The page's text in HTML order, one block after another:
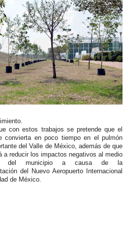
con estos trabajos se pretende que el
convierta en poco tiempo en el pulmón
del Valle de México, además de que
a reducir los impactos negativos al medio
del municipio a causa de la
del Nuevo Aeropuerto Internacional
de México.